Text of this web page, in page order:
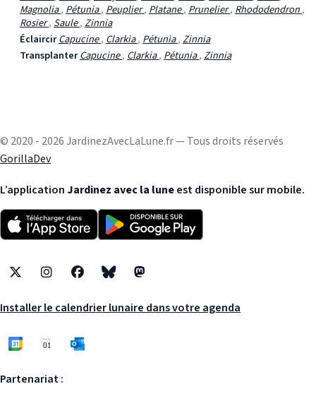
Magnolia,Pétunia,Peuplier,Platane,Prunelier,Rhododendron,
Rosier,Saule,Zinnia
ÉclaircirCapucine,Clarkia,Pétunia,Zinnia
TransplanterCapucine,Clarkia,Pétunia,Zinnia
© 2020 - 2026 JardinezAvecLaLune.fr — Tous droits réservés
GorillaDev
L’application Jardinez avec la luneest disponible sur mobile.
X InstagramFacebookBlueskyMastodon
Installer le calendrier lunaire dans votre agenda
Partenariat :